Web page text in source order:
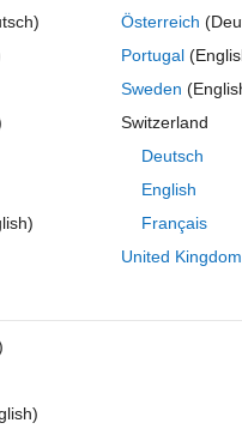
Österreich
Portugal
Sweden
Switzerland
Deutsch
English
Français
United Kingdom
태
MathWorks, Inc.